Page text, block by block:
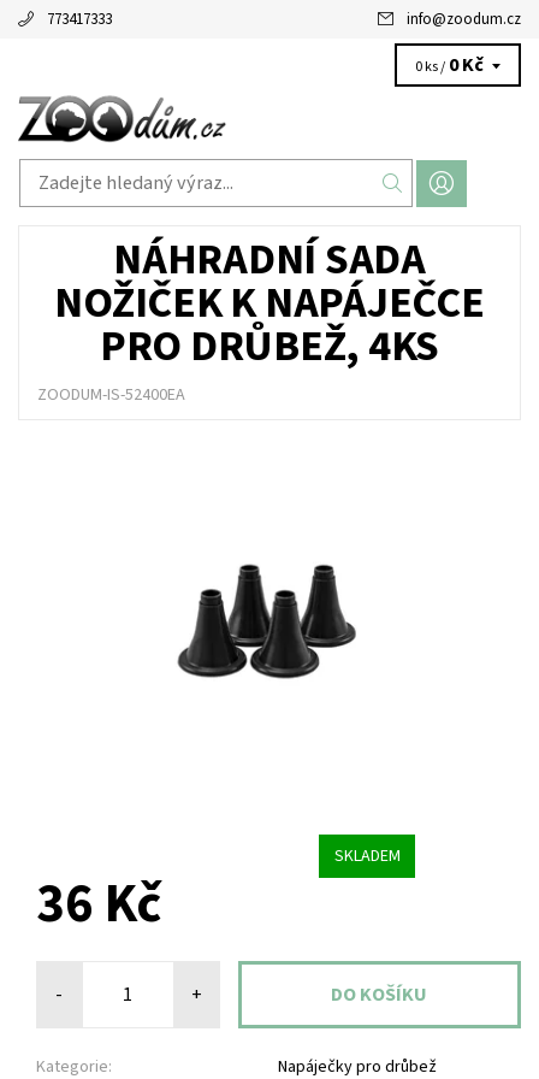
773417333 info@zoodum.cz
0 ks / 0 Kč
NÁHRADNÍ SADA
NOŽIČEK K NAPÁJEČCE
PRO DRŮBEŽ, 4KS
ZOODUM-IS-52400EA
SKLADEM
36 Kč
- +
Kategorie: Napáječky pro drůbež